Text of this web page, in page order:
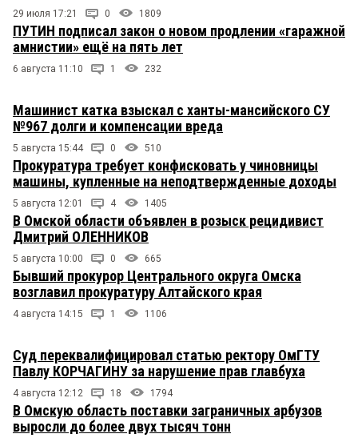
29 июля 17:21 0 1809
ПУТИН подписал закон о новом продлении «гаражной
амнистии» ещё на пять лет
6 августа 11:10 1 232
Машинист катка взыскал с ханты-мансийского СУ
№967 долги и компенсации вреда
5 августа 15:44 0 510
Прокуратура требует конфисковать у чиновницы
машины, купленные на неподтвержденные доходы
5 августа 12:01 4 1405
В Омской области объявлен в розыск рецидивист
Дмитрий ОЛЕННИКОВ
5 августа 10:00 0 665
Бывший прокурор Центрального округа Омска
возглавил прокуратуру Алтайского края
4 августа 14:15 1 1106
Суд переквалифицировал статью ректору ОмГТУ
Павлу КОРЧАГИНУ за нарушение прав главбуха
4 августа 12:12 18 1794
В Омскую область поставки заграничных арбузов
выросли до более двух тысяч тонн